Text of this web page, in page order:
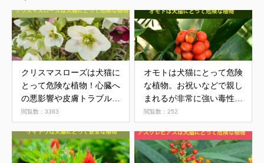
クリスマスローズは犬猫に
とって危険な植物！心臓へ
の悪影響や皮膚トラブルの
リスクも
閲覧数：3383
オモトは犬猫にとって危険
な植物。お祝いなどで親し
まれるが非常に強い毒性あ
り
閲覧数：252